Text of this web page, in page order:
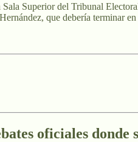
Superior del Tribunal
que debería terminar
oficiales